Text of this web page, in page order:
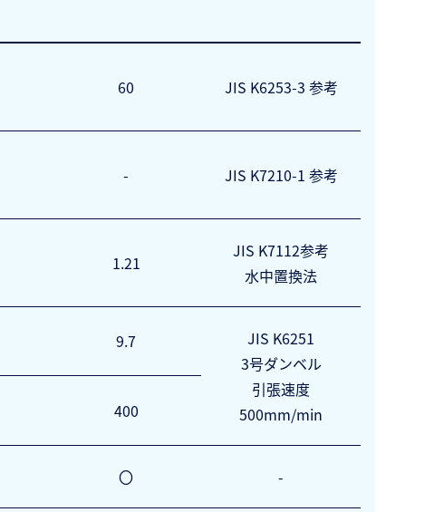
60 JIS K6253-3 参考
- JIS K7210-1 参考
1.21
JIS K7112参考
水中置換法
9.7
JIS K6251
3号ダンベル
引張速度
500mm/min
400
〇 -